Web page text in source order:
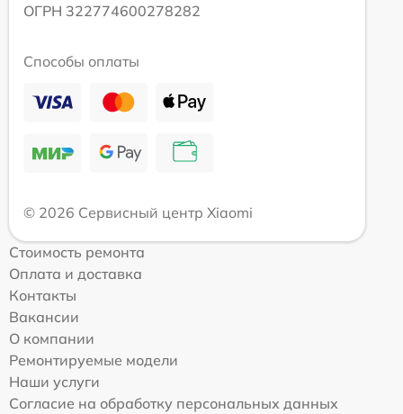
ОГРН 322774600278282
Способы оплаты
© 2026 Сервисный центр Xiaomi
Стоимость ремонта
Оплата и доставка
Контакты
Вакансии
О компании
Ремонтируемые модели
Наши услуги
Согласие на обработку персональных данных